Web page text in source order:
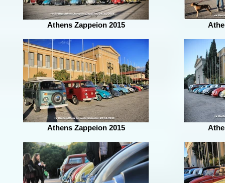
Athens Zappeion 2015
Athens Zappeion 2015